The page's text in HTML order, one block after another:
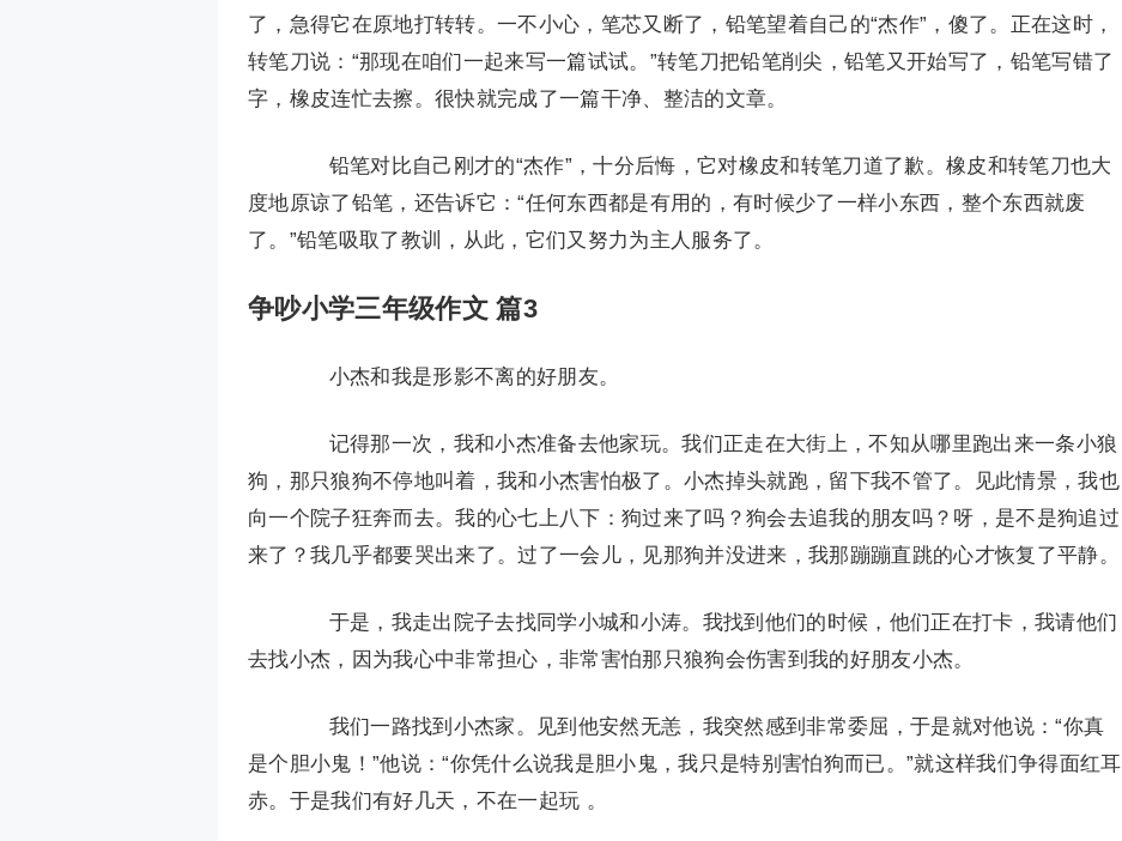
了，急得它在原地打转转。一不小心，笔芯又断了，铅笔望着自己的“杰作”，傻了。正在这时，
转笔刀说：“那现在咱们一起来写一篇试试。”转笔刀把铅笔削尖，铅笔又开始写了，铅笔写错了
字，橡皮连忙去擦。很快就完成了一篇干净、整洁的文章。
铅笔对比自己刚才的“杰作”，十分后悔，它对橡皮和转笔刀道了歉。橡皮和转笔刀也大
度地原谅了铅笔，还告诉它：“任何东西都是有用的，有时候少了一样小东西，整个东西就废
了。”铅笔吸取了教训，从此，它们又努力为主人服务了。
争吵小学三年级作文 篇3
小杰和我是形影不离的好朋友。
记得那一次，我和小杰准备去他家玩。我们正走在大街上，不知从哪里跑出来一条小狼
狗，那只狼狗不停地叫着，我和小杰害怕极了。小杰掉头就跑，留下我不管了。见此情景，我也
向一个院子狂奔而去。我的心七上八下：狗过来了吗？狗会去追我的朋友吗？呀，是不是狗追过
来了？我几乎都要哭出来了。过了一会儿，见那狗并没进来，我那蹦蹦直跳的心才恢复了平静。
于是，我走出院子去找同学小城和小涛。我找到他们的时候，他们正在打卡，我请他们
去找小杰，因为我心中非常担心，非常害怕那只狼狗会伤害到我的好朋友小杰。
我们一路找到小杰家。见到他安然无恙，我突然感到非常委屈，于是就对他说：“你真
是个胆小鬼！”他说：“你凭什么说我是胆小鬼，我只是特别害怕狗而已。”就这样我们争得面红耳
赤。于是我们有好几天，不在一起玩 。